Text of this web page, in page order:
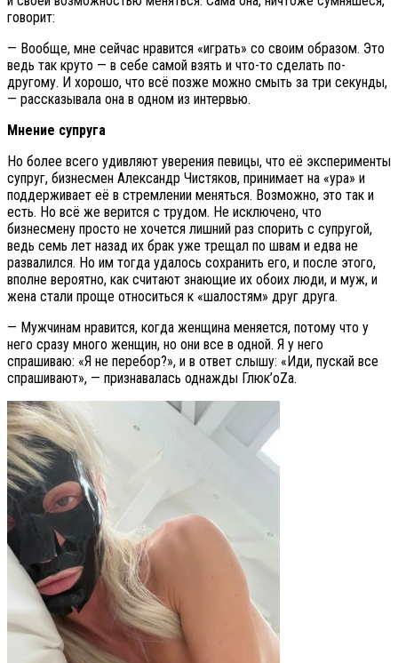
говорит:
— Вообще, мне сейчас нравится «играть» со своим образом. Это
ведь так круто — в себе самой взять и что-то сделать по-
другому. И хорошо, что всё позже можно смыть за три секунды,
— рассказывала она в одном из интервью.
Мнение супруга
Но более всего удивляют уверения певицы, что её эксперименты
супруг, бизнесмен Александр Чистяков, принимает на «ура» и
поддерживает её в стремлении меняться. Возможно, это так и
есть. Но всё же верится с трудом. Не исключено, что
бизнесмену просто не хочется лишний раз спорить с супругой,
ведь семь лет назад их брак уже трещал по швам и едва не
развалился. Но им тогда удалось сохранить его, и после этого,
вполне вероятно, как считают знающие их обоих люди, и муж, и
жена стали проще относиться к «шалостям» друг друга.
— Мужчинам нравится, когда женщина меняется, потому что у
него сразу много женщин, но они все в одной. Я у него
спрашиваю: «Я не перебор?», и в ответ слышу: «Иди, пускай все
спрашивают», — признавалась однажды Глюк’oZа.